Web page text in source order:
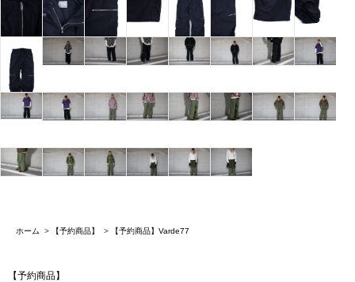
ホーム > 【予約商品】 > 【予約商品】Varde77
【予約商品】